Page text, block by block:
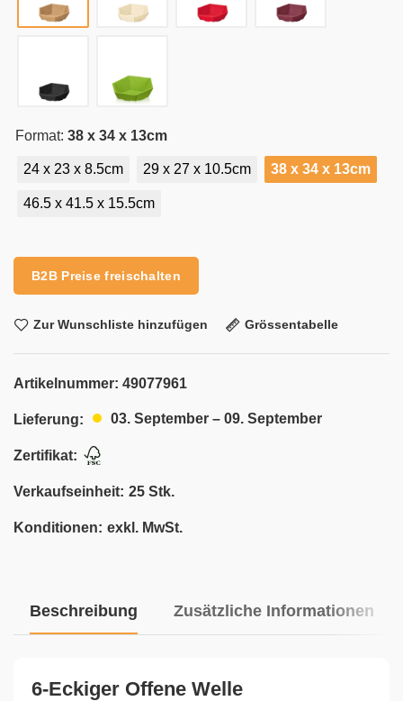
Format: 38 x 34 x 13cm
24 x 23 x 8.5cm 29 x 27 x 10.5cm 38 x 34 x 13cm
46.5 x 41.5 x 15.5cm
B2B Preise freischalten
Zur Wunschliste hinzufügen Grössentabelle
Artikelnummer: 49077961
Lieferung: 03. September – 09. September
Zertifikat:
Verkaufseinheit: 25 Stk.
Konditionen: exkl. MwSt.
Beschreibung Zusätzliche Informationen
6-Eckiger Offene Welle